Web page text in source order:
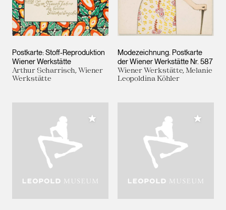
Postkarte: Stoff-Reproduktion
Wiener Werkstätte
Arthur Scharrisch, Wiener
Werkstätte
Modezeichnung. Postkarte
der Wiener Werkstätte Nr. 587
Wiener Werkstätte, Melanie
Leopoldina Köhler
Meiner Sammlung hinzufügen Meiner